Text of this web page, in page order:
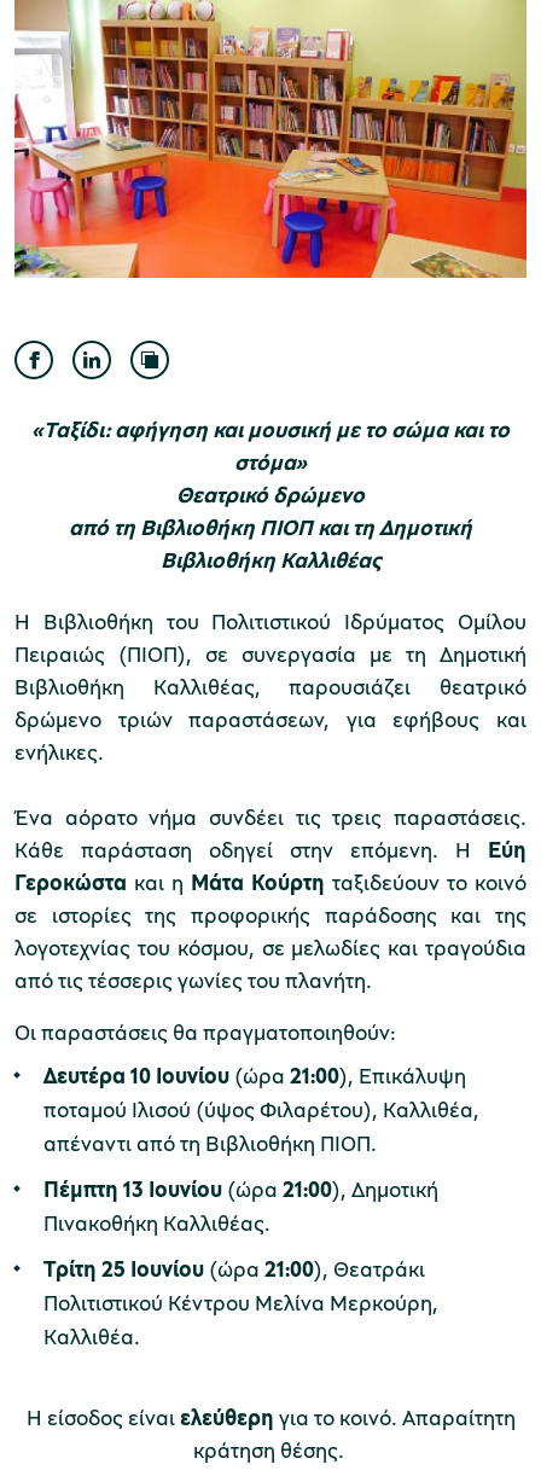
Μουσείο Ελιάς και Ελληνικού Λαδιού
Μουσείο Βιομηχανικής Ελαιουργίας
Μουσείο Πλινθοκεραμοποιίας N. & Σ.
Μουσείο Μαρμαροτεχνίας
Μουσείο Περιβάλλοντος Στυμφαλίας
Μουσείο Μαστίχας Χίου
Μουσείο Αργυροτεχνίας
ομάδες
προγράμματα
εισιτήρια
εισιτηρίων
«Ταξίδι: αφήγηση και μουσική με το σώμα και το
στόμα»
Θεατρικό δρώμενο
από τη Βιβλιοθήκη ΠΙΟΠ και τη Δημοτική
Βιβλιοθήκη Καλλιθέας
Η Βιβλιοθήκη του Πολιτιστικού Ιδρύματος Ομίλου
Πειραιώς (ΠΙΟΠ), σε συνεργασία με τη Δημοτική
Βιβλιοθήκη Καλλιθέας, παρουσιάζει θεατρικό
δρώμενο τριών παραστάσεων, για εφήβους και
ενήλικες.
Ένα αόρατο νήμα συνδέει τις τρεις παραστάσεις.
Κάθε παράσταση οδηγεί στην επόμενη. Η Εύη
Γεροκώστα και η Μάτα Κούρτη ταξιδεύουν το κοινό
σε ιστορίες της προφορικής παράδοσης και της
λογοτεχνίας του κόσμου, σε μελωδίες και τραγούδια
από τις τέσσερις γωνίες του πλανήτη.
Οι παραστάσεις θα πραγματοποιηθούν:
Δευτέρα 10 Ιουνίου (ώρα 21:00), Επικάλυψη
ποταμού Ιλισού (ύψος Φιλαρέτου), Καλλιθέα,
απέναντι από τη Βιβλιοθήκη ΠΙΟΠ.
Πέμπτη 13 Ιουνίου (ώρα 21:00), Δημοτική
Πινακοθήκη Καλλιθέας.
Τρίτη 25 Ιουνίου (ώρα 21:00), Θεατράκι
Πολιτιστικού Κέντρου Μελίνα Μερκούρη,
Καλλιθέα.
Η είσοδος είναιελεύθερη για το κοινό. Απαραίτητη
κράτηση θέσης.